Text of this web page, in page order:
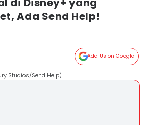
Ada Send Help!
Add Us on Google
Studios/Send Help)